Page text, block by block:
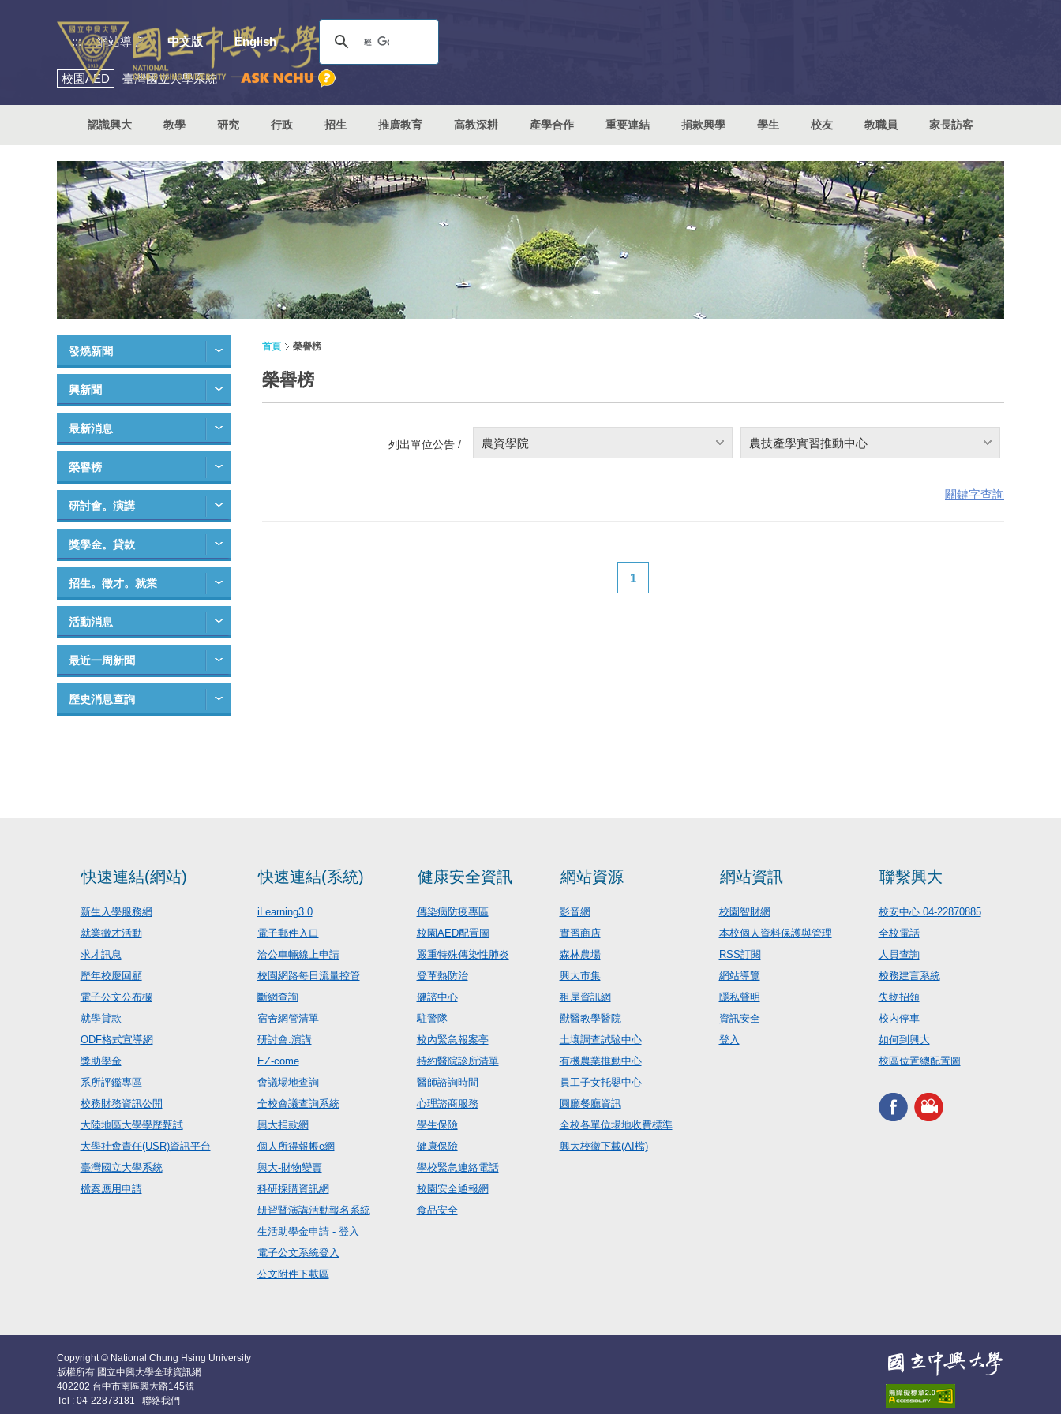
::: 網站導覽 中文版 English
校園AED 臺灣國立大學系統
認識興大 教學 研究 行政 招生 推廣教育 高教深耕 產學合作 重要連結 捐款興學 學生 校友 教職員 家長訪客
發燒新聞
興新聞
最新消息
榮譽榜
研討會。演講
獎學金。貸款
招生。徵才。就業
活動消息
最近一周新聞
歷史消息查詢
首頁 榮譽榜
榮譽榜
列出單位公告 / 農資學院 農技產學實習推動中心
關鍵字查詢
1
快速連結(網站)
新生入學服務網
就業徵才活動
求才訊息
歷年校慶回顧
電子公文公布欄
就學貸款
ODF格式宣導網
獎助學金
系所評鑑專區
校務財務資訊公開
大陸地區大學學歷甄試
大學社會責任(USR)資訊平台
臺灣國立大學系統
檔案應用申請
快速連結(系統)
iLearning3.0
電子郵件入口
洽公車輛線上申請
校園網路每日流量控管
斷網查詢
宿舍網管清單
研討會.演講
EZ-come
會議場地查詢
全校會議查詢系統
興大捐款網
個人所得報帳e網
興大-財物變賣
科研採購資訊網
研習暨演講活動報名系統
生活助學金申請 - 登入
電子公文系統登入
公文附件下載區
健康安全資訊
傳染病防疫專區
校園AED配置圖
嚴重特殊傳染性肺炎
登革熱防治
健諮中心
駐警隊
校內緊急報案亭
特約醫院診所清單
醫師諮詢時間
心理諮商服務
學生保險
健康保險
學校緊急連絡電話
校園安全通報網
食品安全
網站資源
影音網
實習商店
森林農場
興大市集
租屋資訊網
獸醫教學醫院
土壤調查試驗中心
有機農業推動中心
員工子女托嬰中心
圓廳餐廳資訊
全校各單位場地收費標準
興大校徽下載(AI檔)
網站資訊
校園智財網
本校個人資料保護與管理
RSS訂閱
網站導覽
隱私聲明
資訊安全
登入
聯繫興大
校安中心 04-22870885
全校電話
人員查詢
校務建言系統
失物招領
校內停車
如何到興大
校區位置總配置圖
Copyright © National Chung Hsing University
版權所有 國立中興大學全球資訊網
402202 台中市南區興大路145號
Tel : 04-22873181 聯絡我們